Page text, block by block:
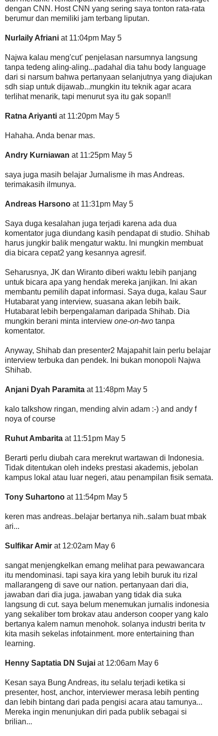
dengan CNN. Host CNN yang sering saya tonton rata-rata
berumur dan memiliki jam terbang liputan.
Nurlaily Afriani at 11:04pm May 5
Najwa kalau meng'cut' penjelasan narsumnya langsung
tanpa tedeng aling-aling...padahal dia tahu body language
dari si narsum bahwa pertanyaan selanjutnya yang diajukan
sdh siap untuk dijawab...mungkin itu teknik agar acara
terlihat menarik, tapi menurut sya itu gak sopan!!
Ratna Ariyanti at 11:20pm May 5
Hahaha. Anda benar mas.
Andry Kurniawan at 11:25pm May 5
saya juga masih belajar Jurnalisme ih mas Andreas.
terimakasih ilmunya.
Andreas Harsono at 11:31pm May 5
Saya duga kesalahan juga terjadi karena ada dua
komentator juga diundang kasih pendapat di studio. Shihab
harus jungkir balik mengatur waktu. Ini mungkin membuat
dia bicara cepat2 yang kesannya agresif.
Seharusnya, JK dan Wiranto diberi waktu lebih panjang
untuk bicara apa yang hendak mereka janjikan. Ini akan
membantu pemilih dapat informasi. Saya duga, kalau Saur
Hutabarat yang interview, suasana akan lebih baik.
Hutabarat lebih berpengalaman daripada Shihab. Dia
mungkin berani minta interview one-on-two tanpa
komentator.
Anyway, Shihab dan presenter2 Majapahit lain perlu belajar
interview terbuka dan pendek. Ini bukan monopoli Najwa
Shihab.
Anjani Dyah Paramita at 11:48pm May 5
kalo talkshow ringan, mending alvin adam :-) and andy f
noya of course
Ruhut Ambarita at 11:51pm May 5
Berarti perlu diubah cara merekrut wartawan di Indonesia.
Tidak ditentukan oleh indeks prestasi akademis, jebolan
kampus lokal atau luar negeri, atau penampilan fisik semata.
Tony Suhartono at 11:54pm May 5
keren mas andreas..belajar bertanya nih..salam buat mbak
ari...
Sulfikar Amir at 12:02am May 6
sangat menjengkelkan emang melihat para pewawancara
itu mendominasi. tapi saya kira yang lebih buruk itu rizal
mallarangeng di save our nation. pertanyaan dari dia,
jawaban dari dia juga. jawaban yang tidak dia suka
langsung di cut. saya belum menemukan jurnalis indonesia
yang sekaliber tom brokav atau anderson cooper yang kalo
bertanya kalem namun menohok. solanya industri berita tv
kita masih sekelas infotainment. more entertaining than
learning.
Henny Saptatia DN Sujai at 12:06am May 6
Kesan saya Bung Andreas, itu selalu terjadi ketika si
presenter, host, anchor, interviewer merasa lebih penting
dan lebih bintang dari pada pengisi acara atau tamunya...
Mereka ingin menunjukan diri pada publik sebagai si
brilian...